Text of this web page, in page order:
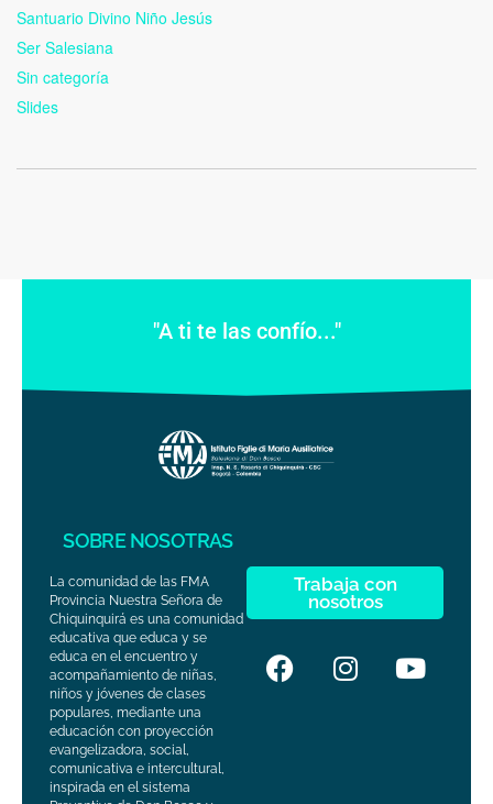
Santuario Divino Niño Jesús
Ser Salesiana
Sin categoría
Slides
"A ti te las confío..."
SOBRE NOSOTRAS
La comunidad de las FMA
Provincia Nuestra Señora de
Chiquinquirá es una comunidad
educativa que educa y se
educa en el encuentro y
acompañamiento de niñas,
niños y jóvenes de clases
populares, mediante una
educación con proyección
evangelizadora, social,
comunicativa e intercultural,
inspirada en el sistema
Trabaja con
nosotros